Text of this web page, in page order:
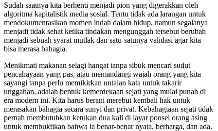
Sudah saatnya kita berhenti menjadi pion yang digerakkan oleh
algoritma kapitalistik media sosial. Tentu tidak ada larangan untuk
mendokumentasikan momen indah dalam hidup, namun segalanya
menjadi tidak sehat ketika tindakan mengunggah tersebut berubah
menjadi sebuah syarat mutlak dan satu-satunya validasi agar kita
bisa merasa bahagia.
Menikmati makanan selagi hangat tanpa sibuk mencari sudut
pencahayaan yang pas, atau memandangi wajah orang yang kita
sayangi tanpa perlu memikirkan untaian kata untuk takarir
unggahan, adalah bentuk kemerdekaan sejati yang mulai punah di
era modern ini. Kita harus berani merebut kembali hak untuk
merasakan bahagia secara sunyi dan privat. Kebahagiaan sejati tidak
pernah membutuhkan ketukan dua kali di layar ponsel orang asing
untuk membuktikan bahwa ia benar-benar nyata, berharga, dan ada.